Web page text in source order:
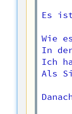
Es
Wie
In
Ich
Als